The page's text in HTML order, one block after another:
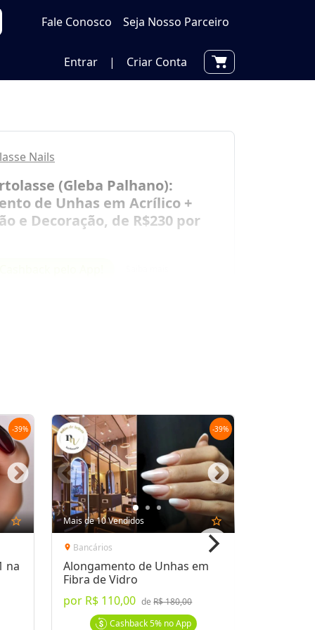
Fale Conosco Seja Nosso Parceiro
Entrar | Criar Conta
Nails
(Gleba Palhano):
de Unhas em Acrílico +
e Decoração, de R$230 por
-39%
star_outline
na
-39%
Mais de 10 Vendidos star_outline
location_on Bancários
Alongamento de Unhas em
Fibra de Vidro
por R$ 110,00 deR$ 180,00
Cashback5%no App